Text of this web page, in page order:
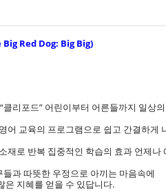
Red Dog: Big Big)
리포드” 어린이부터 어른들까지 일상
어 교육의 프로그램으로 쉽고 간결하
재로 반복 집중적인 학습의 효과 언제
과 따뜻한 우정으로 아끼는 마음속에
은 지혜를 얻을 수 있답니다.